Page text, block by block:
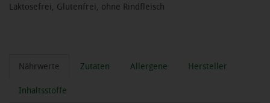
Laktosefrei, Glutenfrei, ohne Rindfleisch
Nährwerte Zutaten Allergene Hersteller
Inhaltsstoffe